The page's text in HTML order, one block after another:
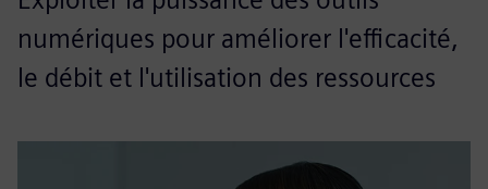
numériques pour améliorer l'efficacité,
le débit et l'utilisation des ressources